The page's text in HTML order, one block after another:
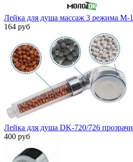
Лейка для душа массаж 3 pежима M-
164 руб
Лейка для душа DK-720/726
400 руб